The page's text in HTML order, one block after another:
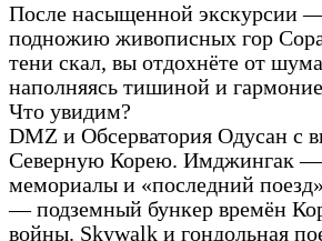
После насыщенной экскурсии
подножию живописных гор
тени скал, вы отдохнёте от
наполняясь тишиной и
Что увидим?
DMZ и Обсерватория Одусан с
Северную Корею. Имджингак
мемориалы и «последний
— подземный бункер времён
войны. Skywalk и гондольная